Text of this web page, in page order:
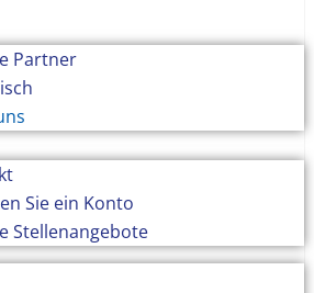
Partner
Sie ein Konto
Stellenangebote